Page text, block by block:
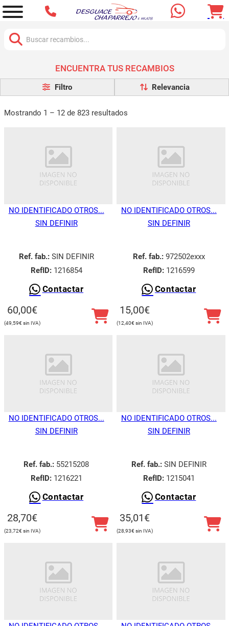
ENCUENTRA TUS RECAMBIOS
Filtro
Mostrando 1 – 12 de 823 resultados
NO IDENTIFICADO OTROS...
SIN DEFINIR
Ref. fab.:SIN DEFINIR
RefID:1216854
Contactar
60,00€
49,59€
NO IDENTIFICADO OTROS...
SIN DEFINIR
Ref. fab.:972502exxx
RefID:1216599
Contactar
15,00€
12,40€
NO IDENTIFICADO OTROS...
SIN DEFINIR
Ref. fab.: 55215208
RefID:1216221
Contactar
28,70€
23,72€
NO IDENTIFICADO OTROS...
SIN DEFINIR
Ref. fab.:SIN DEFINIR
RefID:1215041
Contactar
35,01€
28,93€